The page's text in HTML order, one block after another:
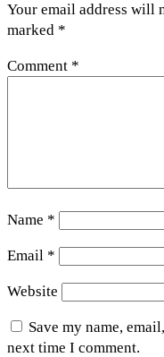
Your email address will
marked *
Comment *
Name *
Email *
Website
Save my name,
next time I comment.